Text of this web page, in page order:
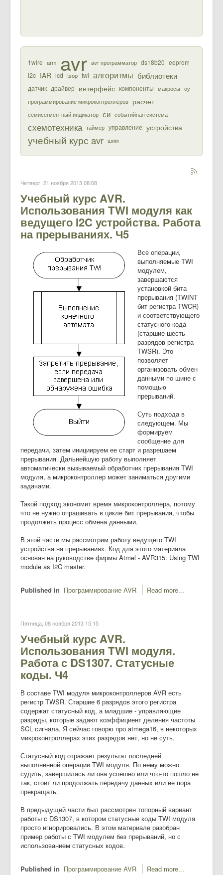
1wire arm avr avr программатор ds18b20 eeprom
i2c IAR lcd tsop twi алгоритмы библиотеки
датчик драйвер интерфейс компоненты макросы оу
программирование микроконтроллеров расчет
семисегментный индикатор си событийная система
схемотехника таймер управление устройства
учебный курс avr шим
Четверг, 21 ноября 2013 08:08
Учебный курс AVR.
Использования TWI модуля как
ведущего I2C устройства. Работа
на прерываниях. Ч5
Все операции,
выполняемые TWI
модулем,
завершаются
установкой бита
прерывания (TWINT
бит регистра TWCR)
и соответствующего
статусного кода
(старшие шесть
разрядов регистра
TWSR). Это
позволяет
организовать обмен
данными по шине с
помощью
прерываний.
Суть подхода в
следующем. Мы
формируем
сообщение для
передачи, затем инициируем ее старт и разрешаем
прерывания. Дальнейшую работу выполняет
автоматически вызываемый обработчик прерывания TWI
модуля, а микроконтроллер может заниматься другими
задачами.
Такой подход экономит время микроконтроллера, потому
что не нужно опрашивать в цикле бит прерывания, чтобы
продолжить процесс обмена данными.
В этой части мы рассмотрим работу ведущего TWI
устройства на прерываниях. Код для этого материала
основан на руководстве фирмы Atmel - AVR315: Using TWI
module as I2C master.
Published in Программирование AVR Read more...
Пятница, 08 ноября 2013 15:15
Учебный курс AVR.
Использования TWI модуля.
Работа с DS1307. Статусные
коды. Ч4
В составе TWI модуля микроконтроллеров AVR есть
регистр TWSR. Старшие 6 разрядов этого регистра
содержат статусный код, а младшие - управляющие
разряды, которые задают коэффициент деления частоты
SCL сигнала. Я сейчас говорю про atmega16, в некоторых
микроконтроллерах этих разрядов нет, но не суть.
Статусный код отражает результат последней
выполненной операции TWI модуля. По нему можно
судить, завершилась ли она успешно или что-то пошло не
так, стоит ли продолжать передачу данных или ее пора
прекращать.
В предыдущей части был рассмотрен топорный вариант
работы с DS1307, в котором статусные коды TWI модуля
просто игнорировались. В этом материале разобран
пример работы с TWI модулем без прерываний, но с
использованием статусных кодов.
Published in Программирование AVR Read more...